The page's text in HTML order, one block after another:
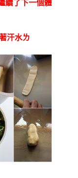
續了下一個體
汗水ㄌ